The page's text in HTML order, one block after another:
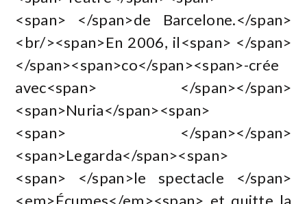
<span> </span>de Barcelone.</span>
<br/><span>En 2006, il<span> </span>
</span><span>co</span><span>-crée
avec<span> </span></span>
<span>Nuria</span><span>
<span> </span></span>
<span>Legarda</span><span>
<span> </span>le spectacle </span>
<em>Écumes</em><span> et quitte la